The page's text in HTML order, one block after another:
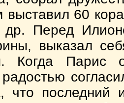
выставил 60
Перед
выказал
Когда Парис
что последний